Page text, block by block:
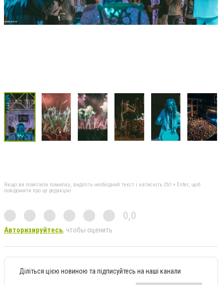
Якщо ви помітили помилку, виділіть необхідний текст і натисніть Ctrl + Enter, щоб
повідомити про це редакцію
0,0
Авторизируйтесь, чтобы оценить
Діліться цією новиною та підписуйтесь на наші канали